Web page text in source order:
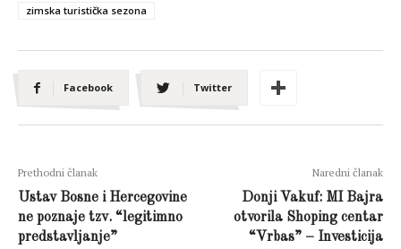
zimska turistička sezona
Facebook Twitter
Prethodni članak
Ustav Bosne i Hercegovine
ne poznaje tzv. “legitimno
predstavljanje”
Naredni članak
Donji Vakuf: MI Bajra
otvorila Shoping centar
“Vrbas” – Investicija